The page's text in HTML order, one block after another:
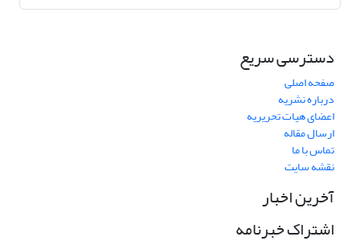
دسترسی سریع
صفحه اصلی
درباره نشریه
اعضای هیات تحریریه
ارسال مقاله
تماس با ما
نقشه سایت
آخرین اخبار
اشتراک خبرنامه